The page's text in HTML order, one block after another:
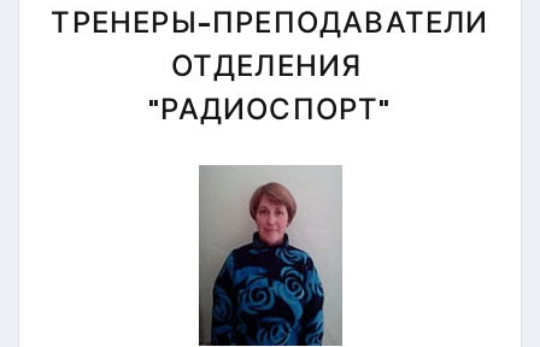
ТРЕНЕРЫ-ПРЕПОДАВАТЕЛИ
ОТДЕЛЕНИЯ
"РАДИОСПОРТ"